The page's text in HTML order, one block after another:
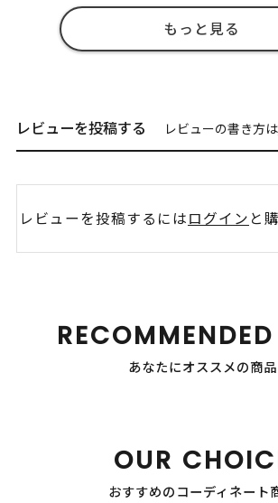
もっと見る
レビューを投稿する レビューの書き方は
レビューを投稿するにはログイン と
あなたにオススメの商品
OUR
おすすめのコーディネート